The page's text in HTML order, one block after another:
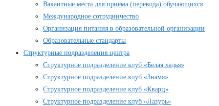
Вакантные места для приёма (перевода) обучающихся
Международное сотрудничество
Организация питания в образовательной организации
Образовательные стандарты
Структурные подразделения центра
Структурное подразделение клуб «Белая ладья»
Структурное подразделение клуб «Знамя»
Структурное подразделение клуб «Кварц»
Структурное подразделение клуб «Лазурь»